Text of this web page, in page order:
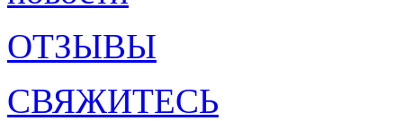
ОТЗЫВЫ
СВЯЖИТЕСЬ